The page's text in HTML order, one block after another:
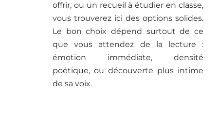
offrir, ou un recueil à étudier en classe,
vous trouverez ici des options solides.
Le bon choix dépend surtout de ce
que vous attendez de la lecture :
émotion immédiate, densité
poétique, ou découverte plus intime
de sa voix.